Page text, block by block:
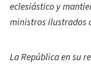
eclesiástico y
ministros ilustrados
La República en su